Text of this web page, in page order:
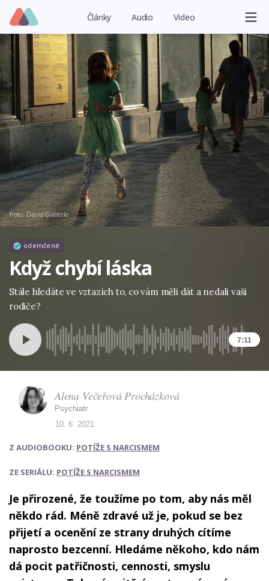
Články Audio Video
Foto:David Gaberle
odemčené
Když chybí láska
Stále hledáte ve vztazích to, co vám měli dát a nedali vaši
rodiče?
7:11
Z AUDIOBOOKU: POTÍŽE S NARCISMEM
ZE SERIÁLU: POTÍŽE S NARCISMEM
Je přirozené, že toužíme po tom, aby nás měl
někdo rád. Méně zdravé už je, pokud se bez
přijetí a ocenění ze strany druhých cítíme
naprosto bezcenní. Hledáme někoho, kdo nám
dá pocit patřičnosti, cennosti, smyslu
Alena Večeřová Procházková
Psychiatr
10. 6. 2021